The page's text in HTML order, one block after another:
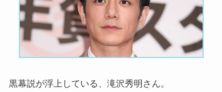
黒幕説が浮上している、滝沢秀明さん。